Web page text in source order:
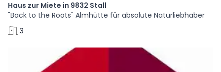
Haus zur Miete in 9832 Stall
"Back to the Roots" Almhütte für absolute Naturliebhaber
3